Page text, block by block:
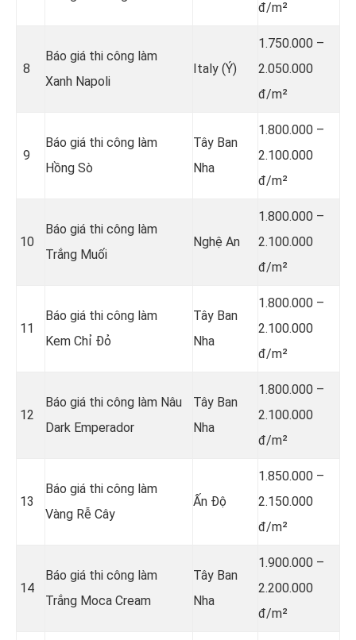
đ/m²
8
Báo giá thi công làm
Xanh Napoli
Italy (Ý)
1.750.000 –
2.050.000
đ/m²
9
Báo giá thi công làm
Hồng Sò
Tây Ban
Nha
1.800.000 –
2.100.000
đ/m²
10
Báo giá thi công làm
Trắng Muối
Nghệ An
1.800.000 –
2.100.000
đ/m²
11
Báo giá thi công làm
Kem Chỉ Đỏ
Tây Ban
Nha
1.800.000 –
2.100.000
đ/m²
12
Báo giá thi công làm Nâu
Dark Emperador
Tây Ban
Nha
1.800.000 –
2.100.000
đ/m²
13
Báo giá thi công làm
Vàng Rễ Cây
Ấn Độ
1.850.000 –
2.150.000
đ/m²
14
Báo giá thi công làm
Trắng Moca Cream
Tây Ban
Nha
1.900.000 –
2.200.000
đ/m²